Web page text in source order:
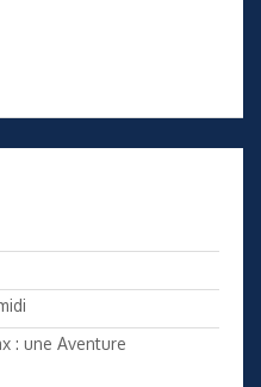
: une Aventure